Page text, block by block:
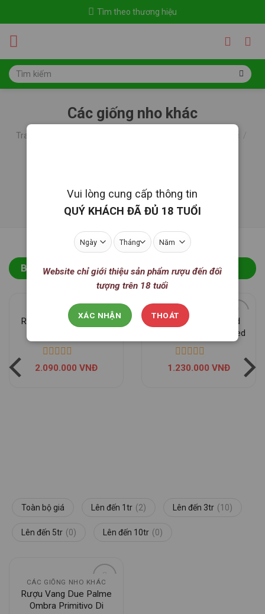
Tìm theo thương hiệu
Tìm
kiếm:
Các giống nho khác
Trang chủ Các giống nho khác /
BÁN CHẠY NHẤT
Rượu Vang Due Palme
2.090.000 VNĐ
Rượu Vang Le Grand
Noir Les Reserves Red
1.230.000 VNĐ
Toàn bộ giá Lên đến 1tr (2) Lên đến 3tr (10)
Lên đến 5tr (0) Lên đến 10tr (0)
CÁC GIỐNG NHO KHÁC
Rượu Vang Due Palme
Ombra Primitivo Di
Vui lòng cung cấp thông tin
QUÝ KHÁCH ĐÃ ĐỦ 18 TUỔI
Website chỉ giới thiệu sản phẩm rượu đến đối
tượng trên 18 tuổi
XÁC NHẬN THOÁT